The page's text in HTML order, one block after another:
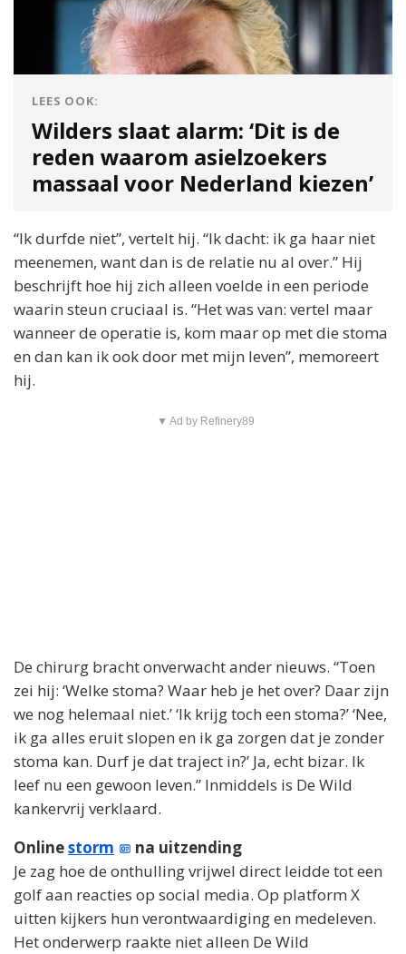
LEES OOK:
Wilders slaat alarm: ‘Dit is de
reden waarom asielzoekers
massaal voor Nederland kiezen’
“Ik durfde niet”, vertelt hij. “Ik dacht: ik ga haar niet
meenemen, want dan is de relatie nu al over.” Hij
beschrijft hoe hij zich alleen voelde in een periode
waarin steun cruciaal is. “Het was van: vertel maar
wanneer de operatie is, kom maar op met die stoma
en dan kan ik ook door met mijn leven”, memoreert
hij.
▼ Ad by Refinery89
De chirurg bracht onverwacht ander nieuws. “Toen
zei hij: ‘Welke stoma? Waar heb je het over? Daar zijn
we nog helemaal niet.’ ‘Ik krijg toch een stoma?’ ‘Nee,
ik ga alles eruit slopen en ik ga zorgen dat je zonder
stoma kan. Durf je dat traject in?’ Ja, echt bizar. Ik
leef nu een gewoon leven.” Inmiddels is De Wild
kankervrij verklaard.
Onlinestorm
na uitzending
Je zag hoe de onthulling vrijwel direct leidde tot een
golf aan reacties op social media. Op platform X
uitten kijkers hun verontwaardiging en medeleven.
Het onderwerp raakte niet alleen De Wild